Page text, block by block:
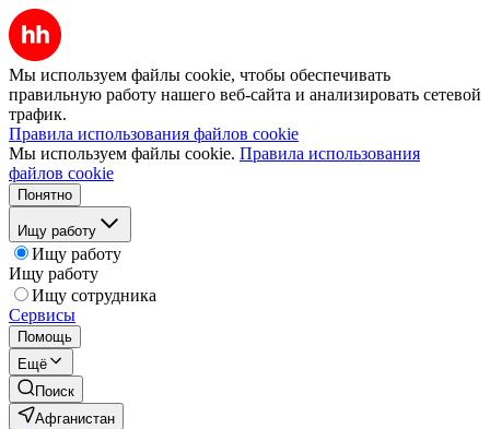
Мы используем файлы cookie, чтобы обеспечивать
правильную работу нашего веб-сайта и анализировать сетевой
трафик.
Правила использования файлов cookie
Мы используем файлы cookie. Правила использования
файлов cookie
Понятно
Ищу работу
Ищу работу
Ищу работу
Ищу сотрудника
Сервисы
Помощь
Ещё
Поиск
Афганистан